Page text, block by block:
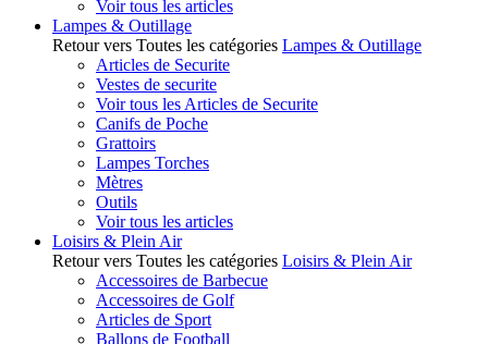
Voir tous les articles
Lampes & Outillage
Retour vers Toutes les catégories Lampes & Outillage
Articles de Securite
Vestes de securite
Voir tous les Articles de Securite
Canifs de Poche
Grattoirs
Lampes Torches
Mètres
Outils
Voir tous les articles
Loisirs & Plein Air
Retour vers Toutes les catégories Loisirs & Plein Air
Accessoires de Barbecue
Accessoires de Golf
Articles de Sport
Ballons de Football